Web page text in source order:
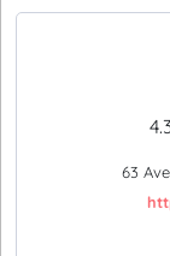
63